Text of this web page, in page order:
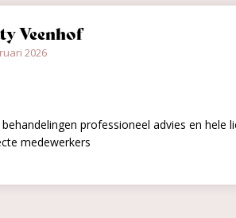
Patty Veenhof
6 februari 2026
Fijne behandelingen professioneel advies en
correcte medewerkers